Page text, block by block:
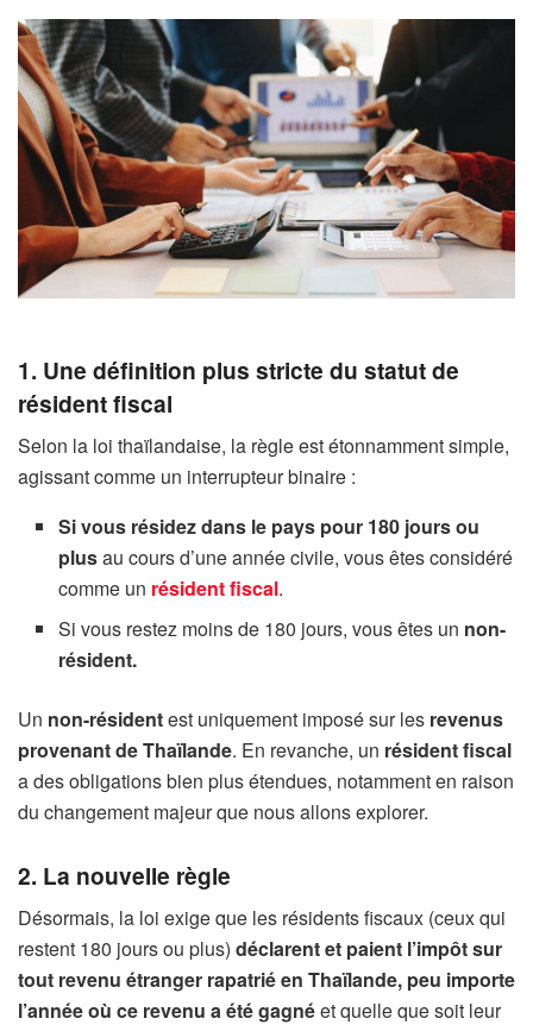
1. Une définition plus stricte du statut de
résident fiscal
Selon la loi thaïlandaise, la règle est étonnamment simple,
agissant comme un interrupteur binaire :
Si vous résidez dans le pays pour 180 jours ou
plusau cours d’une année civile, vous êtes considéré
comme un résident fiscal.
Si vous restez moins de 180 jours, vous êtes un non-
résident.
Un non-résidentest uniquement imposé sur les revenus
provenant de Thaïlande. En revanche, un résident fiscal
a des obligations bien plus étendues, notamment en raison
du changement majeur que nous allons explorer.
2. La nouvelle règle
Désormais, la loi exige que les résidents fiscaux (ceux qui
restent 180 jours ou plus) déclarent et paient l’impôt sur
tout revenu étranger rapatrié en Thaïlande, peu importe
l’année où ce revenu a été gagnéet quelle que soit leur